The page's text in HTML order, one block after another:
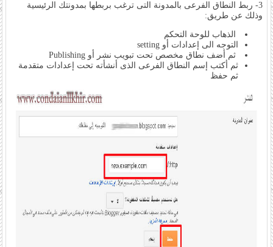
3- ربط النطاق الفرعى بالمدونة التى ترغب بربطها بمدونتك الرئيسية
وذلك عن طريق:
الذهاب للوحة التحكم
التوجه الى إعدادات أو setting
ثم أضف نطاق مخصص تحت تبويب نشر أو Publishing
ثم أكتب إسم النطاق الفرعى الذى أنشأته تحت إعدادات متقدمة
ثم حفظ